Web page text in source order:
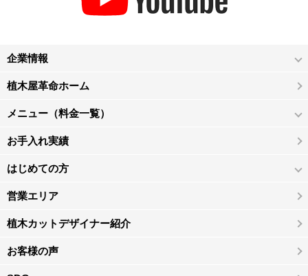
企業情報
植木屋革命ホーム
メニュー（料金一覧）
お手入れ実績
はじめての方
営業エリア
植木カットデザイナー紹介
お客様の声